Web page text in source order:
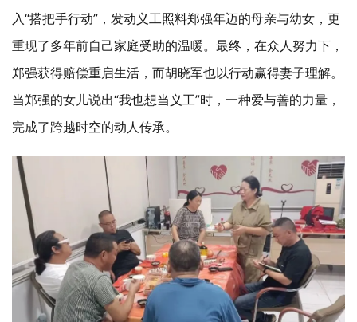
入“搭把手行动”，发动义工照料郑强年迈的母亲与幼女，更
重现了多年前自己家庭受助的温暖。最终，在众人努力下，
郑强获得赔偿重启生活，而胡晓军也以行动赢得妻子理解。
当郑强的女儿说出“我也想当义工”时，一种爱与善的力量，
完成了跨越时空的动人传承。